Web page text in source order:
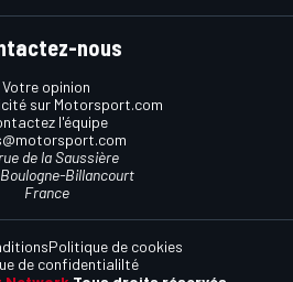
nous
Votre opinion
sur Motorsport.com
l'équipe
de la Saussière
Billancourt
France
Politique de cookies
de confidentialilté